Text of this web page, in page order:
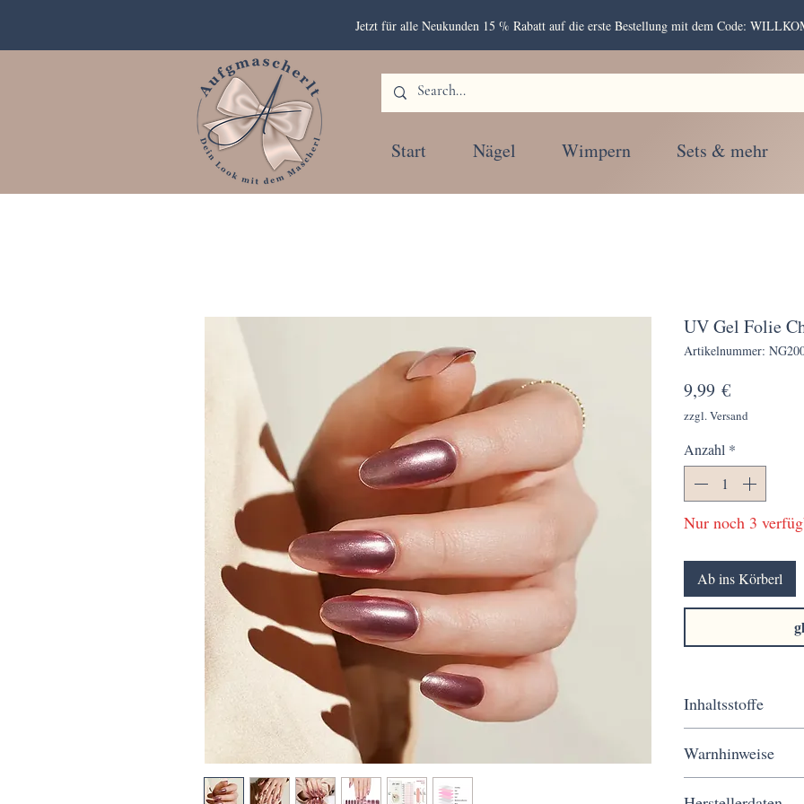
Jetzt für alle Neukunden 15 % Rabatt auf die erste Bestellung mit dem Code:
Start Nägel Wimpern Sets & mehr
UV Gel Folie
Artikelnummer:
9,99 €Preis
zzgl. Versand
Anzahl *
Nur noch 3
Ab ins Körberl
Inhaltsstoffe
Ether Triacrylate,
(+/-): CI 77163
CI 47005, CI 42045,
Warnhinweise